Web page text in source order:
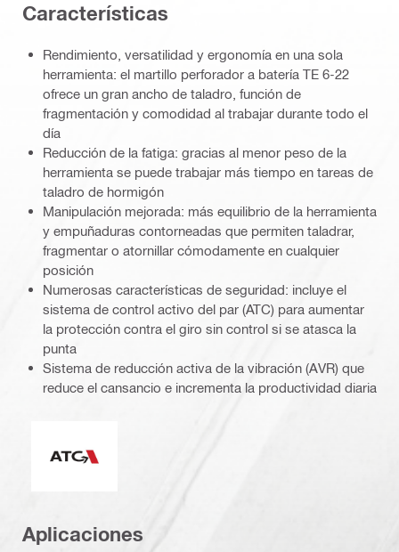
Características
Rendimiento, versatilidad y ergonomía en una sola
herramienta: el martillo perforador a batería TE 6-22
ofrece un gran ancho de taladro, función de
fragmentación y comodidad al trabajar durante todo el
día
Reducción de la fatiga: gracias al menor peso de la
herramienta se puede trabajar más tiempo en tareas de
taladro de hormigón
Manipulación mejorada: más equilibrio de la herramienta
y empuñaduras contorneadas que permiten taladrar,
fragmentar o atornillar cómodamente en cualquier
posición
Numerosas características de seguridad: incluye el
sistema de control activo del par (ATC) para aumentar
la protección contra el giro sin control si se atasca la
punta
Sistema de reducción activa de la vibración (AVR) que
reduce el cansancio e incrementa la productividad diaria
Aplicaciones